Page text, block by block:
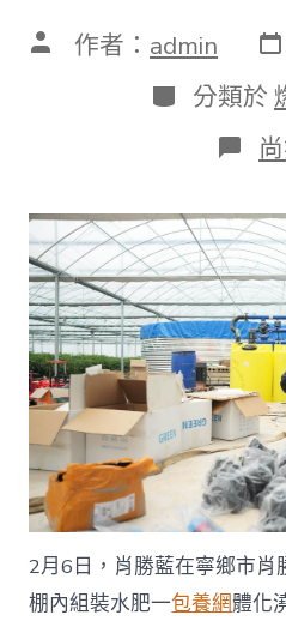
文 作者： admin 發
表
日
期
分
類
分類於
在
全
媒
+
查
包
養
網
年
夜
先
生
佳
耦
返
鄉
的
“
2月6日，肖勝藍在寧鄉市肖
棚內組裝水肥一包養網體化